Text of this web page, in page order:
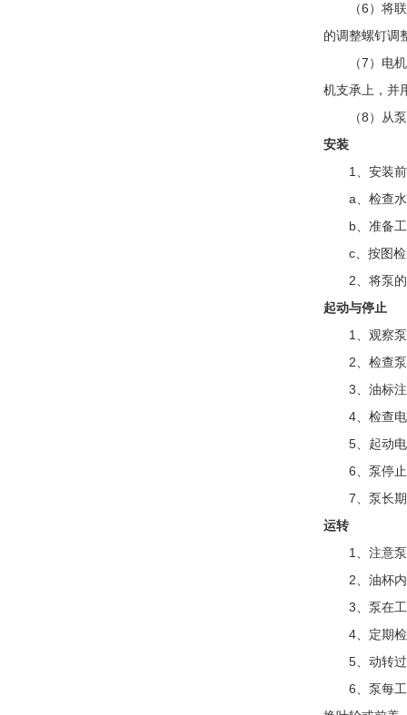
（6）将联接
的调整螺钉调
（7）电机支
机支承上，并
（8）从泵
安装
1、安装前
a、检查水
b、准备工
c、按图检
2、将泵的
起动与停止
1、观察泵
2、检查泵
3、油标注
4、检查电
5、起动电
6、泵停止
7、泵长期
运转
1、注意泵
2、油杯内
3、泵在工
4、定期检
5、动转过
6、泵每工